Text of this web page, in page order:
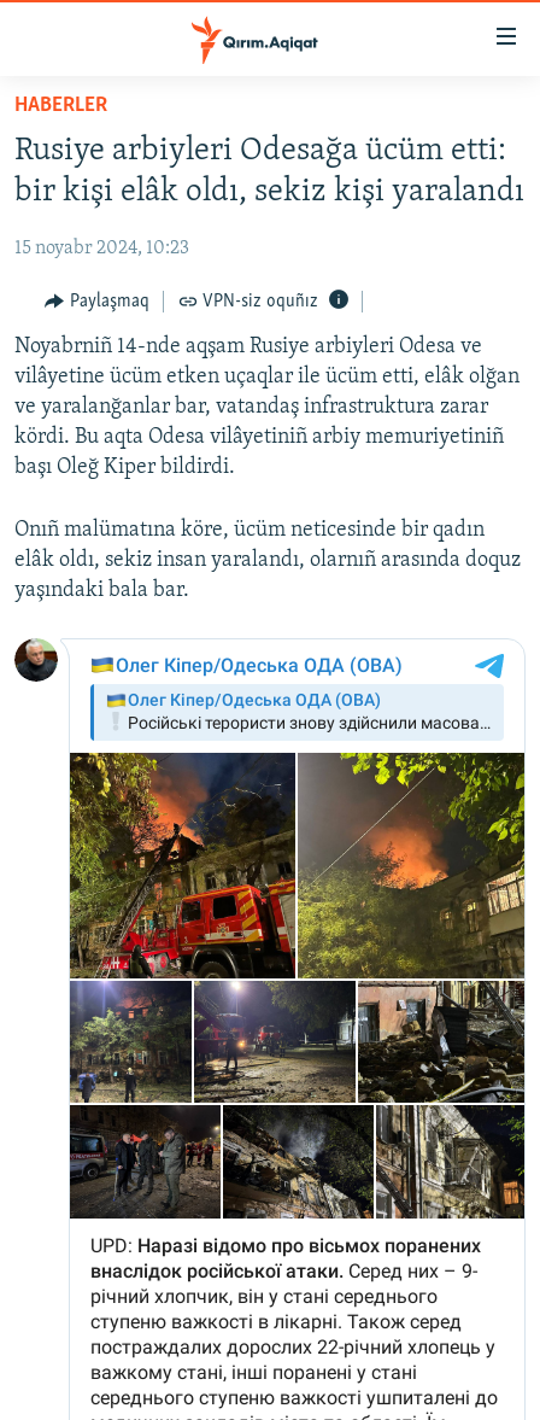
Esas
qaytmaq
Baş
navigatsiyağa
qaytmaq
qaytmaq
SİYASET
İQTİSADİYAT
CEMİYET
MEDENİYET
İNSAN AQLARI
VİDEO
SÜRET
BLOGLAR
FİKİR
Русский
QOŞULIÑIZ!
RFE/RS bütün saytları
HABERLER
Rusiye arbiyleri Odesağa ücüm etti:
bir kişi elâk oldı, sekiz kişi yaralandı
15 noyabr 2024, 10:23
Paylaşmaq VPN-siz oquñız
Noyabrniñ 14-nde aqşam Rusiye arbiyleri Odesa ve
vilâyetine ücüm etken uçaqlar ile ücüm etti, elâk olğan
ve yaralanğanlar bar, vatandaş infrastruktura zarar
kördi. Bu aqta Odesa vilâyetiniñ arbiy memuriyetiniñ
başı Oleğ Kiper bildirdi.
Onıñ malümatına köre, ücüm neticesinde bir qadın
elâk oldı, sekiz insan yaralandı, olarnıñ arasında doquz
yaşındaki bala bar.